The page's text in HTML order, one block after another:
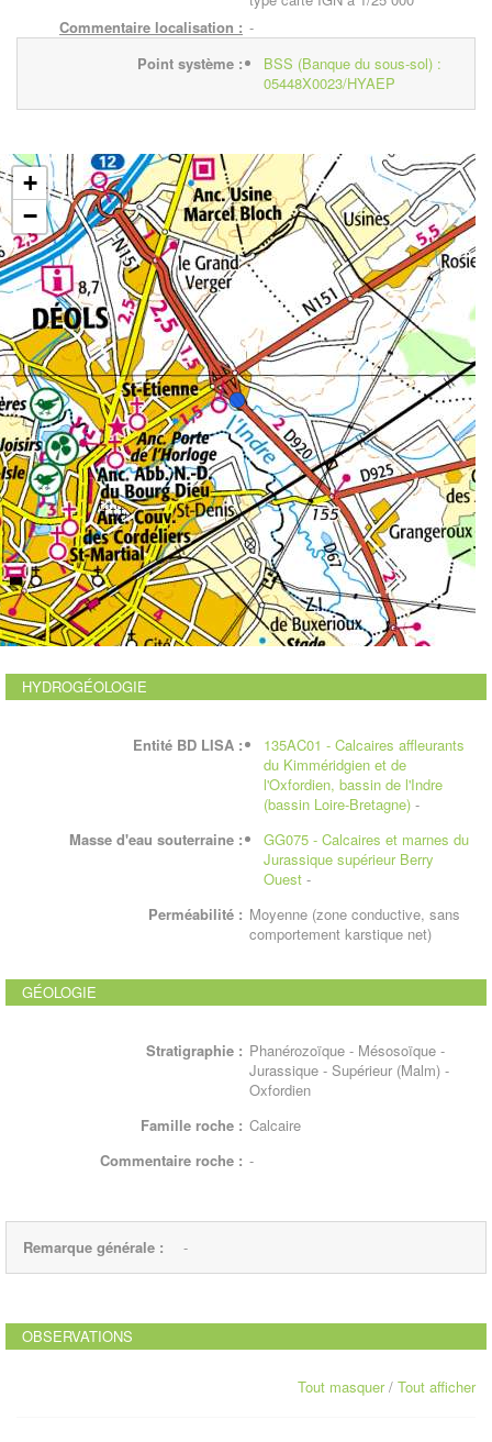
Commentaire localisation : -
Point système :
BSS (Banque du sous-sol) :
05448X0023/HYAEP
+
−
HYDROGÉOLOGIE
Entité BD LISA :
135AC01 - Calcaires affleurants
du Kimméridgien et de
l'Oxfordien, bassin de l'Indre
(bassin Loire-Bretagne) -
Masse d'eau souterraine :
GG075 - Calcaires et marnes du
Jurassique supérieur Berry
Ouest -
Perméabilité : Moyenne (zone conductive, sans
comportement karstique net)
GÉOLOGIE
Stratigraphie : Phanérozoïque - Mésosoïque -
Jurassique - Supérieur (Malm) -
Oxfordien
Famille roche : Calcaire
Commentaire roche : -
Remarque générale : -
OBSERVATIONS
Tout masquer/ Tout afficher